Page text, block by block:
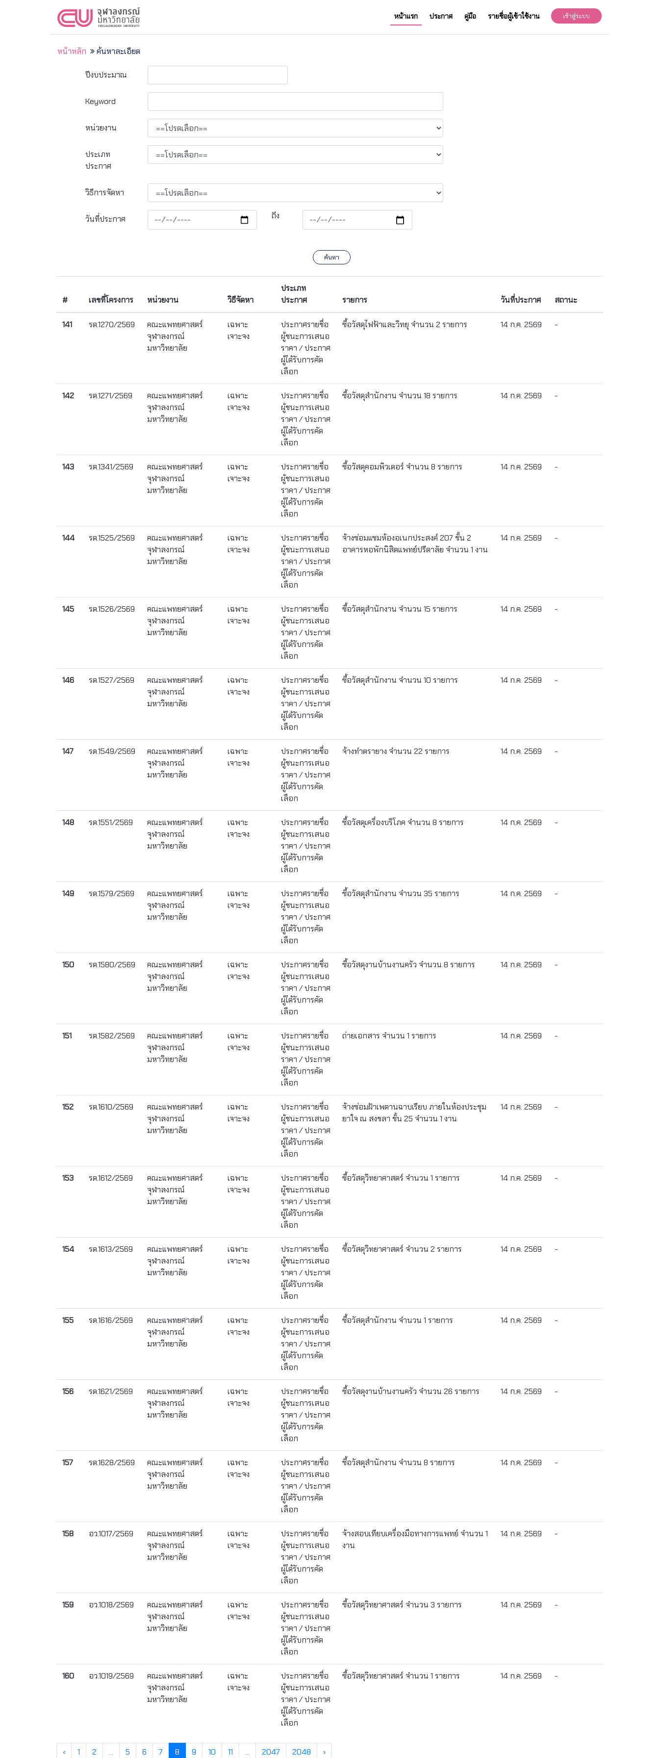
หน้าแรก ประกาศ คู่มือ รายชื่อผู้เข้าใช้งาน เข้าสู่ระบบ
หน้าหลัก ค้นหาละเอียด
ปีงบประมาณ
Keyword
หน่วยงาน
ประเภท
ประกาศ
วิธีการจัดหา
วันที่ประกาศ ถึง
ค้นหา
# เลขที่โครงการ หน่วยงาน วิธีจัดหา
ประเภท
ประกาศ
รายการ วันที่ประกาศ สถานะ
141 รด.1270/2569
คณะแพทยศาสตร์
จุฬาลงกรณ์
มหาวิทยาลัย
เฉพาะ
เจาะจง
ประกาศรายชื่อ
ผู้ชนะการเสนอ
ราคา / ประกาศ
ผู้ได้รับการคัด
เลือก
ซื้อวัสดุไฟฟ้าและวิทยุ จำนวน 2 รายการ 14 ก.ค. 2569 -
142 รด.1271/2569
คณะแพทยศาสตร์
จุฬาลงกรณ์
มหาวิทยาลัย
เฉพาะ
เจาะจง
ประกาศรายชื่อ
ผู้ชนะการเสนอ
ราคา / ประกาศ
ผู้ได้รับการคัด
เลือก
ซื้อวัสดุสำนักงาน จำนวน 18 รายการ 14 ก.ค. 2569 -
143 รด.1341/2569
คณะแพทยศาสตร์
จุฬาลงกรณ์
มหาวิทยาลัย
เฉพาะ
เจาะจง
ประกาศรายชื่อ
ผู้ชนะการเสนอ
ราคา / ประกาศ
ผู้ได้รับการคัด
เลือก
ซื้อวัสดุคอมพิวเตอร์ จำนวน 8 รายการ 14 ก.ค. 2569 -
144 รด.1525/2569
คณะแพทยศาสตร์
จุฬาลงกรณ์
มหาวิทยาลัย
เฉพาะ
เจาะจง
ประกาศรายชื่อ
ผู้ชนะการเสนอ
ราคา / ประกาศ
ผู้ได้รับการคัด
เลือก
จ้างซ่อมแซมห้องอเนกประสงค์ 207 ชั้น 2
อาคารหอพักนิสิตแพทย์ปรีดาลัย จำนวน 1 งาน
14 ก.ค. 2569 -
145 รด.1526/2569
คณะแพทยศาสตร์
จุฬาลงกรณ์
มหาวิทยาลัย
เฉพาะ
เจาะจง
ประกาศรายชื่อ
ผู้ชนะการเสนอ
ราคา / ประกาศ
ผู้ได้รับการคัด
เลือก
ซื้อวัสดุสำนักงาน จำนวน 15 รายการ 14 ก.ค. 2569 -
146 รด.1527/2569
คณะแพทยศาสตร์
จุฬาลงกรณ์
มหาวิทยาลัย
เฉพาะ
เจาะจง
ประกาศรายชื่อ
ผู้ชนะการเสนอ
ราคา / ประกาศ
ผู้ได้รับการคัด
เลือก
ซื้อวัสดุสำนักงาน จำนวน 10 รายการ 14 ก.ค. 2569 -
147 รด.1549/2569
คณะแพทยศาสตร์
จุฬาลงกรณ์
มหาวิทยาลัย
เฉพาะ
เจาะจง
ประกาศรายชื่อ
ผู้ชนะการเสนอ
ราคา / ประกาศ
ผู้ได้รับการคัด
เลือก
จ้างทำตรายาง จำนวน 22 รายการ 14 ก.ค. 2569 -
148 รด.1551/2569
คณะแพทยศาสตร์
จุฬาลงกรณ์
มหาวิทยาลัย
เฉพาะ
เจาะจง
ประกาศรายชื่อ
ผู้ชนะการเสนอ
ราคา / ประกาศ
ผู้ได้รับการคัด
เลือก
ซื้อวัสดุเครื่องบริโภค จำนวน 8 รายการ 14 ก.ค. 2569 -
149 รด.1579/2569
คณะแพทยศาสตร์
จุฬาลงกรณ์
มหาวิทยาลัย
เฉพาะ
เจาะจง
ประกาศรายชื่อ
ผู้ชนะการเสนอ
ราคา / ประกาศ
ผู้ได้รับการคัด
เลือก
ซื้อวัสดุสำนักงาน จำนวน 35 รายการ 14 ก.ค. 2569 -
150 รด.1580/2569
คณะแพทยศาสตร์
จุฬาลงกรณ์
มหาวิทยาลัย
เฉพาะ
เจาะจง
ประกาศรายชื่อ
ผู้ชนะการเสนอ
ราคา / ประกาศ
ผู้ได้รับการคัด
เลือก
ซื้อวัสดุงานบ้านงานครัว จำนวน 8 รายการ 14 ก.ค. 2569 -
151 รด.1582/2569
คณะแพทยศาสตร์
จุฬาลงกรณ์
มหาวิทยาลัย
เฉพาะ
เจาะจง
ประกาศรายชื่อ
ผู้ชนะการเสนอ
ราคา / ประกาศ
ผู้ได้รับการคัด
เลือก
ถ่ายเอกสาร จำนวน 1 รายการ 14 ก.ค. 2569 -
152 รด.1610/2569
คณะแพทยศาสตร์
จุฬาลงกรณ์
มหาวิทยาลัย
เฉพาะ
เจาะจง
ประกาศรายชื่อ
ผู้ชนะการเสนอ
ราคา / ประกาศ
ผู้ได้รับการคัด
เลือก
จ้างซ่อมฝ้าเพดานฉาบเรียบ ภายในห้องประชุม
ยาใจ ณ สงขลา ชั้น 25 จำนวน 1 งาน
14 ก.ค. 2569 -
153 รด.1612/2569
คณะแพทยศาสตร์
จุฬาลงกรณ์
มหาวิทยาลัย
เฉพาะ
เจาะจง
ประกาศรายชื่อ
ผู้ชนะการเสนอ
ราคา / ประกาศ
ผู้ได้รับการคัด
เลือก
ซื้อวัสดุวิทยาศาสตร์ จำนวน 1 รายการ 14 ก.ค. 2569 -
154 รด.1613/2569
คณะแพทยศาสตร์
จุฬาลงกรณ์
มหาวิทยาลัย
เฉพาะ
เจาะจง
ประกาศรายชื่อ
ผู้ชนะการเสนอ
ราคา / ประกาศ
ผู้ได้รับการคัด
เลือก
ซื้อวัสดุวิทยาศาสตร์ จำนวน 2 รายการ 14 ก.ค. 2569 -
155 รด.1616/2569
คณะแพทยศาสตร์
จุฬาลงกรณ์
มหาวิทยาลัย
เฉพาะ
เจาะจง
ประกาศรายชื่อ
ผู้ชนะการเสนอ
ราคา / ประกาศ
ผู้ได้รับการคัด
เลือก
ซื้อวัสดุสำนักงาน จำนวน 1 รายการ 14 ก.ค. 2569 -
156 รด.1621/2569
คณะแพทยศาสตร์
จุฬาลงกรณ์
มหาวิทยาลัย
เฉพาะ
เจาะจง
ประกาศรายชื่อ
ผู้ชนะการเสนอ
ราคา / ประกาศ
ผู้ได้รับการคัด
เลือก
ซื้อวัสดุงานบ้านงานครัว จำนวน 26 รายการ 14 ก.ค. 2569 -
157 รด.1628/2569
คณะแพทยศาสตร์
จุฬาลงกรณ์
มหาวิทยาลัย
เฉพาะ
เจาะจง
ประกาศรายชื่อ
ผู้ชนะการเสนอ
ราคา / ประกาศ
ผู้ได้รับการคัด
เลือก
ซื้อวัสดุสำนักงาน จำนวน 8 รายการ 14 ก.ค. 2569 -
158 อว.1017/2569
คณะแพทยศาสตร์
จุฬาลงกรณ์
มหาวิทยาลัย
เฉพาะ
เจาะจง
ประกาศรายชื่อ
ผู้ชนะการเสนอ
ราคา / ประกาศ
ผู้ได้รับการคัด
เลือก
จ้างสอบเทียบเครื่องมือทางการแพทย์ จำนวน 1
งาน
14 ก.ค. 2569 -
159 อว.1018/2569
คณะแพทยศาสตร์
จุฬาลงกรณ์
มหาวิทยาลัย
เฉพาะ
เจาะจง
ประกาศรายชื่อ
ผู้ชนะการเสนอ
ราคา / ประกาศ
ผู้ได้รับการคัด
เลือก
ซื้อวัสดุวิทยาศาสตร์ จำนวน 3 รายการ 14 ก.ค. 2569 -
160 อว.1019/2569
คณะแพทยศาสตร์
จุฬาลงกรณ์
มหาวิทยาลัย
เฉพาะ
เจาะจง
ประกาศรายชื่อ
ผู้ชนะการเสนอ
ราคา / ประกาศ
ผู้ได้รับการคัด
เลือก
ซื้อวัสดุวิทยาศาสตร์ จำนวน 1 รายการ 14 ก.ค. 2569 -
‹ 1 2 ... 5 6 7 8 9 10 11 ... 2047 2048 ›